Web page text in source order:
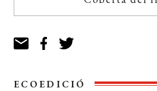
ECOEDICIÓ